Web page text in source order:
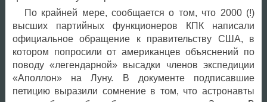
По крайней мере, сообщается о том, что 2000 (!)
высших партийных функционеров КПК написали
официальное обращение к правительству США, в
котором попросили от американцев объяснений по
поводу «легендарной» высадки членов экспедиции
«Аполлон» на Луну. В документе подписавшие
петицию выразили сомнение в том, что астронавты